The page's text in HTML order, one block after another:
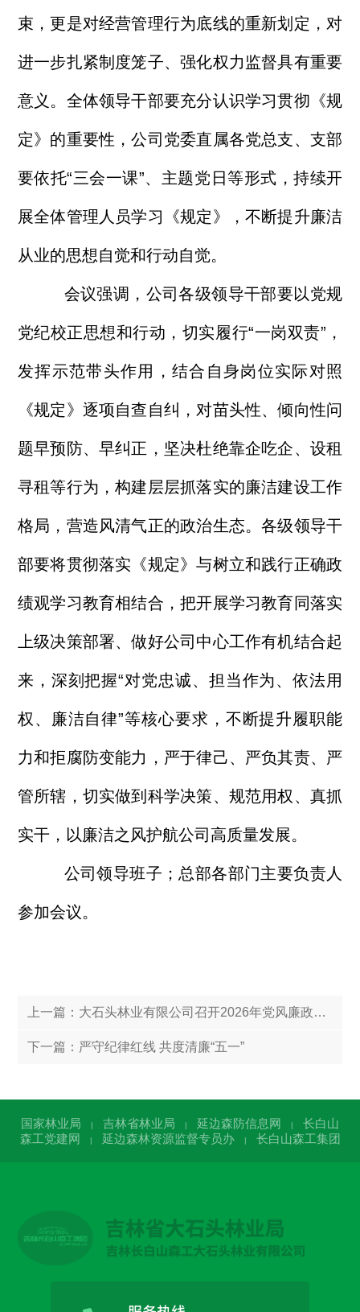
束，更是对经营管理行为底线的重新划定，对
进一步扎紧制度笼子、强化权力监督具有重要
意义。全体领导干部要充分认识学习贯彻《规
定》的重要性，公司党委直属各党总支、支部
要依托“三会一课”、主题党日等形式，持续开
展全体管理人员学习《规定》，不断提升廉洁
从业的思想自觉和行动自觉。
会议强调，公司各级领导干部要以党规
党纪校正思想和行动，切实履行“一岗双责”，
发挥示范带头作用，结合自身岗位实际对照
《规定》逐项自查自纠，对苗头性、倾向性问
题早预防、早纠正，坚决杜绝靠企吃企、设租
寻租等行为，构建层层抓落实的廉洁建设工作
格局，营造风清气正的政治生态。各级领导干
部要将贯彻落实《规定》与树立和践行正确政
绩观学习教育相结合，把开展学习教育同落实
上级决策部署、做好公司中心工作有机结合起
来，深刻把握“对党忠诚、担当作为、依法用
权、廉洁自律”等核心要求，不断提升履职能
力和拒腐防变能力，严于律己、严负其责、严
管所辖，切实做到科学决策、规范用权、真抓
实干，以廉洁之风护航公司高质量发展。
公司领导班子；总部各部门主要负责人
参加会议。
上一篇： 大石头林业有限公司召开2026年党风廉政建设暨警示教育大会
下一篇： 严守纪律红线 共度清廉“五一”
国家林业局 | 吉林省林业局 | 延边森防信息网 | 长白山
森工党建网
| 延边森林资源监督专员办| 长白山森工集团